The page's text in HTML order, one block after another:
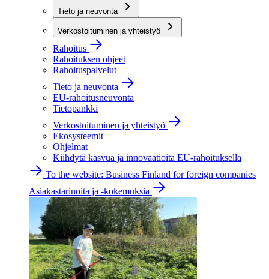
Tieto ja neuvonta
Verkostoituminen ja yhteistyö
Rahoitus
Rahoituksen ohjeet
Rahoituspalvelut
Tieto ja neuvonta
EU-rahoitusneuvonta
Tietopankki
Verkostoituminen ja yhteistyö
Ekosysteemit
Ohjelmat
Kiihdytä kasvua ja innovaatioita EU-rahoituksella
To the website: Business Finland for foreign companies
Asiakastarinoita ja -kokemuksia